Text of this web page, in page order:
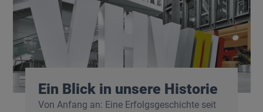
Ein Blick in unsere Historie
Von Anfang an: Eine Erfolgsgeschichte seit